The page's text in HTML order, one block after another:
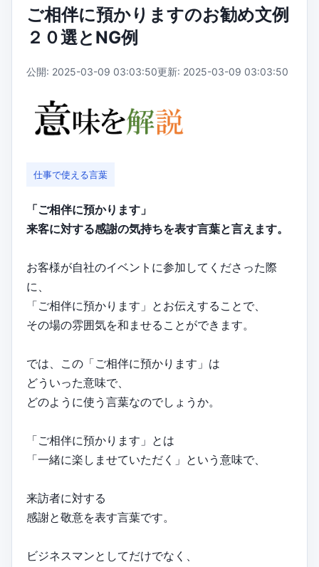
ご相伴に預かりますのお勧め文例
２０選とNG例
公開: 2025-03-09 03:03:50更新: 2025-03-09 03:03:50
仕事で使える言葉
「ご相伴に預かります」
来客に対する感謝の気持ちを表す言葉と言えます。
お客様が自社のイベントに参加してくださった際
に、
「ご相伴に預かります」とお伝えすることで、
その場の雰囲気を和ませることができます。
では、この「ご相伴に預かります」は
どういった意味で、
どのように使う言葉なのでしょうか。
「ご相伴に預かります」とは
「一緒に楽しませていただく」という意味で、
来訪者に対する
感謝と敬意を表す言葉です。
ビジネスマンとしてだけでなく、